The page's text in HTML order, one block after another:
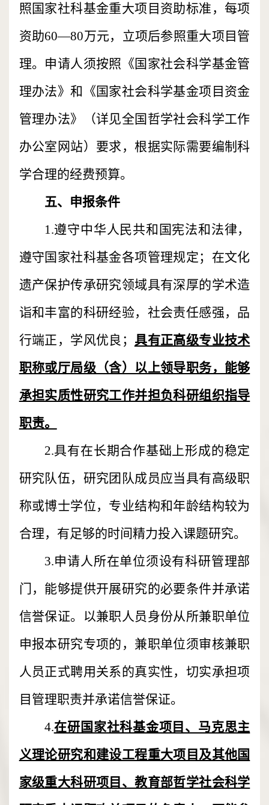
照国家社科基金重大项目资助标准，每项
资助60—80万元，立项后参照重大项目管
理。申请人须按照《国家社会科学基金管
理办法》和《国家社会科学基金项目资金
管理办法》（详见全国哲学社会科学工作
办公室网站）要求，根据实际需要编制科
学合理的经费预算。
五、申报条件
1.遵守中华人民共和国宪法和法律，
遵守国家社科基金各项管理规定；在文化
遗产保护传承研究领域具有深厚的学术造
诣和丰富的科研经验，社会责任感强，品
行端正，学风优良； 具有正高级专业技术
职称或厅局级（含）以上领导职务，能够
承担实质性研究工作并担负科研组织指导
职责。
2.具有在长期合作基础上形成的稳定
研究队伍，研究团队成员应当具有高级职
称或博士学位，专业结构和年龄结构较为
合理，有足够的时间精力投入课题研究。
3.申请人所在单位须设有科研管理部
门，能够提供开展研究的必要条件并承诺
信誉保证。以兼职人员身份从所兼职单位
申报本研究专项的，兼职单位须审核兼职
人员正式聘用关系的真实性，切实承担项
目管理职责并承诺信誉保证。
4.在研国家社科基金项目、马克思主
义理论研究和建设工程重大项目及其他国
家级重大科研项目、教育部哲学社会科学